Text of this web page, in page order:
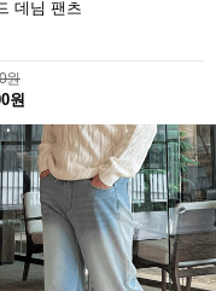
데님 팬츠
원
원